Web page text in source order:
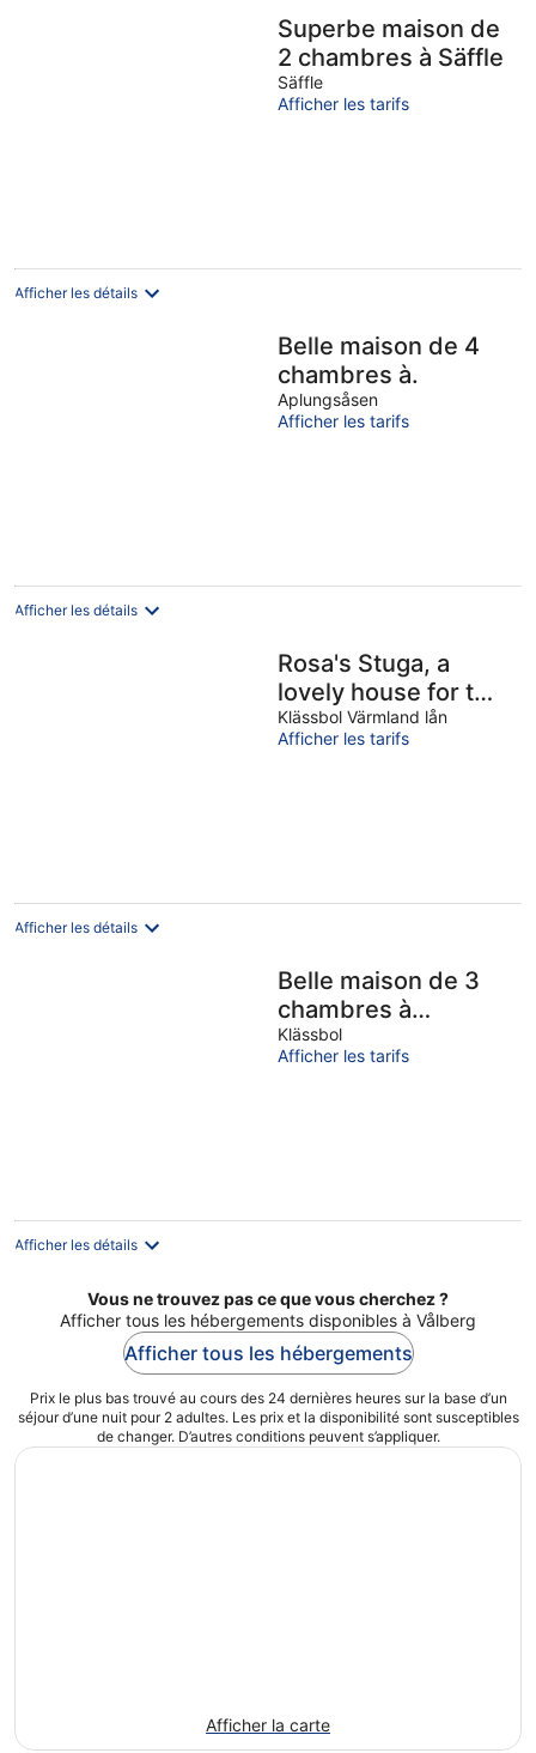
Superbe maison de
2 chambres à Säffle
Säffle
Afficher les tarifs
Afficher les détails
Belle maison de 4
chambres à.
Aplungsåsen
Afficher les tarifs
Afficher les détails
Rosa's Stuga, a
lovely house for two
people in the middle
of beautiful nature.
Klässbol Värmland lån
Afficher les tarifs
Afficher les détails
Belle maison de 3
chambres à
Klässbol
Klässbol
Afficher les tarifs
Afficher les détails
Vous ne trouvez pas ce que vous cherchez ?
Afficher tous les hébergements disponibles à Vålberg
Afficher tous les hébergements
Prix le plus bas trouvé au cours des 24 dernières heures sur la base d’un
séjour d’une nuit pour 2 adultes. Les prix et la disponibilité sont susceptibles
de changer. D’autres conditions peuvent s’appliquer.
Afficher la carte